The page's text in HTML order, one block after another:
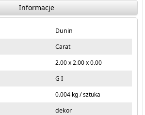
Informacje
Dunin
Carat
2.00 x 2.00 x 0.00
G I
0.004 kg / sztuka
dekor